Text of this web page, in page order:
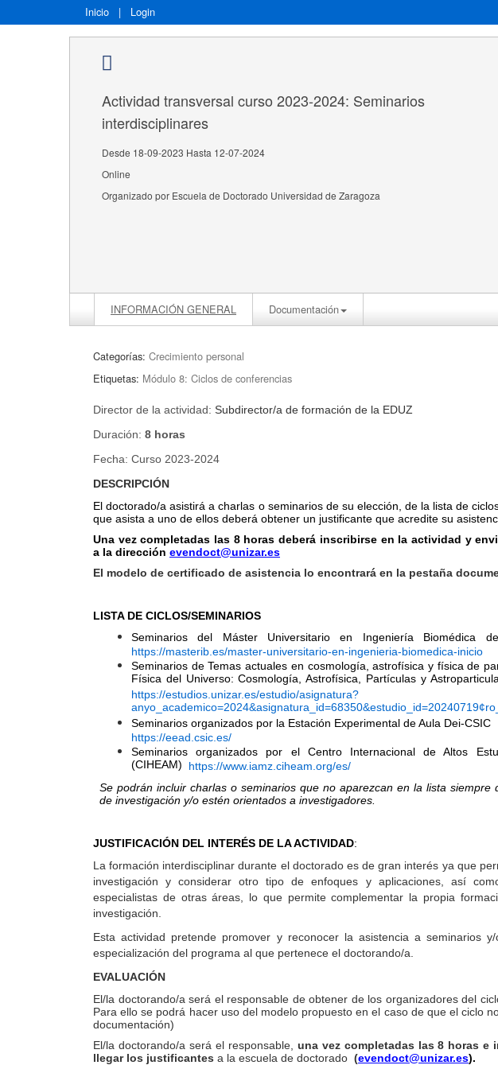
Inicio | Login
Actividad transversal curso 2023-2024: Seminarios
interdisciplinares
Desde 18-09-2023 Hasta 12-07-2024
Online
Organizado por Escuela de Doctorado Universidad de Zaragoza
INFORMACIÓN GENERAL Documentación
Categorías: Crecimiento personal
Etiquetas: Módulo 8: Ciclos de conferencias
Director de la actividad: Subdirector/a de formación de la EDUZ
Duración: 8 horas
Fecha: Curso 2023-2024
DESCRIPCIÓN
El doctorado/a asistirá a charlas o seminarios de su elección, de la lista de
que asista a uno de ellos deberá obtener un justificante que acredite su
Una vez completadas las 8 horas deberá inscribirse en la actividad y
a la dirección evendoct@unizar.es
El modelo de certificado de asistencia lo encontrará en la pestaña
LISTA DE CICLOS/SEMINARIOS
Seminarios del Máster Universitario en Ingeniería Biomédica
https://masterib.es/master-universitario-en-ingenieria-biomedica-inicio
Seminarios de Temas actuales en cosmología, astrofísica y física de
Física del Universo: Cosmología, Astrofísica, Partículas y
https://estudios.unizar.es/estudio/asignatura?
Seminarios organizados por la Estación Experimental de Aula Dei-CSIC
https://eead.csic.es/
Seminarios organizados por el Centro Internacional de Altos
(CIHEAM)
https://www.iamz.ciheam.org/es/
Se podrán incluir charlas o seminarios que no aparezcan en la lista siempre
de investigación y/o estén orientados a investigadores.
JUSTIFICACIÓN DEL INTERÉS DE LA ACTIVIDAD:
La formación interdisciplinar durante el doctorado es de gran interés ya que
investigación y considerar otro tipo de enfoques y aplicaciones, así
especialistas de otras áreas, lo que permite complementar la propia
investigación.
Esta actividad pretende promover y reconocer la asistencia a seminarios
especialización del programa al que pertenece el doctorando/a.
EVALUACIÓN
El/la doctorando/a será el responsable de obtener de los organizadores del
Para ello se podrá hacer uso del modelo propuesto en el caso de que el ciclo
documentación)
El/la doctorando/a será el responsable, una vez completadas las 8 horas e
llegar los justificantes a la escuela de doctorado (evendoct@unizar.es).